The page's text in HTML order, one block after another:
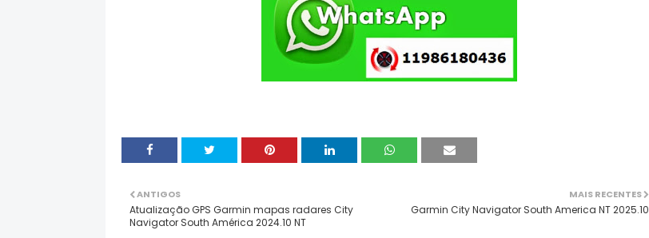
MAIS RECENTES
Garmin City Navigator South America NT 2025.10
ANTIGOS
Atualização GPS Garmin mapas radares City
Navigator South América 2024.10 NT